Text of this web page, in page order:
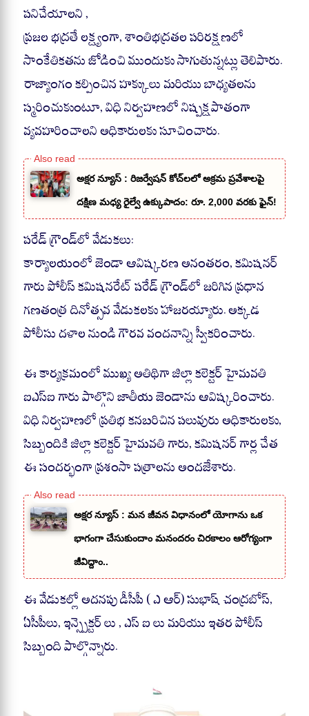
పనిచేయాలని ,
ప్రజల భద్రతే లక్ష్యంగా, శాంతిభద్రతల పరిరక్షణలో
సాంకేతికతను జోడించి ముందుకు సాగుతున్నట్లు తెలిపారు.
రాజ్యాంగం కల్పించిన హక్కులు మరియు బాధ్యతలను
స్మరించుకుంటూ, విధి నిర్వహణలో నిష్పక్షపాతంగా
వ్యవహరించాలని అధికారులకు సూచించారు.
అక్షర న్యూస్ : రిజర్వేషన్ కోచ్‌లలో అక్రమ ప్రవేశాలపై
దక్షిణ మధ్య రైల్వే ఉక్కుపాదం: రూ. 2,000 వరకు ఫైన్!
పరేడ్ గ్రౌండ్‌లో వేడుకలు:
కార్యాలయంలో జెండా ఆవిష్కరణ అనంతరం, కమిషనర్
గారు పోలీస్ కమిషనరేట్ పరేడ్ గ్రౌండ్‌లో జరిగిన ప్రధాన
గణతంత్ర దినోత్సవ వేడుకలకు హాజరయ్యారు. అక్కడ
పోలీసు దళాల నుండి గౌరవ వందనాన్ని స్వీకరించారు.
ఈ కార్యక్రమంలో ముఖ్య అతిథిగా జిల్లా కలెక్టర్ హైమవతి
ఐఎస్ఐ గారు పాల్గొని జాతీయ జెండాను ఆవిష్కరించారు.
విధి నిర్వహణలో ప్రతిభ కనబరిచిన పలువురు అధికారులకు,
సిబ్బందికి జిల్లా కలెక్టర్ హైమవతి గారు, కమిషనర్ గార్ల చేత
ఈ సందర్భంగా ప్రశంసా పత్రాలను అందజేశారు.
అక్షర న్యూస్ : మన జీవన విధానంలో యోగాను ఒక
భాగంగా చేసుకుందాం మనందరం చిరకాలం ఆరోగ్యంగా
జీవిద్దాం..
ఈ వేడుకల్లో అదనపు డీసీపీ ( ఎ ఆర్) సుభాష్ చంద్రబోస్,
ఏసీపీలు, ఇన్స్పెక్టర్ లు , ఎస్ ఐ లు మరియు ఇతర పోలీస్
సిబ్బంది పాల్గొన్నారు.